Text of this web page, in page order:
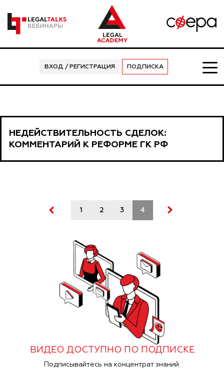
ВХОД / РЕГИСТРАЦИЯ ПОДПИСКА
НЕДЕЙСТВИТЕЛЬНОСТЬ СДЕЛОК:
КОММЕНТАРИЙ К РЕФОРМЕ ГК РФ
1 2 3 4
ВИДЕО ДОСТУПНО ПО ПОДПИСКЕ
Подписывайтесь на концентрат знаний.